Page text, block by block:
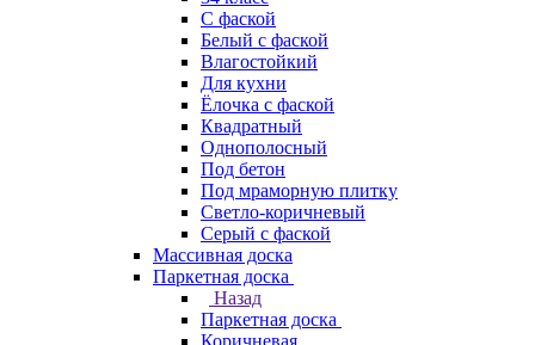
C фаской
Белый с фаской
Влагостойкий
Для кухни
Ёлочка с фаской
Квадратный
Однополосный
Под бетон
Под мраморную плитку
Светло-коричневый
Серый с фаской
Массивная доска
Паркетная доска
Назад
Паркетная доска
Коричневая